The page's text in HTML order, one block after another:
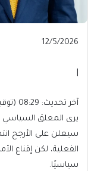
Published
12/5/2026
آخر
تحديث:
08:29
(توقيت
مكة)
آخر تحديث: 08:29 (توقيت مكة)
يرى المعلق السياسي
سيعلن على الأرجح
الفعلية، لكن إقناع
سياسيًا.